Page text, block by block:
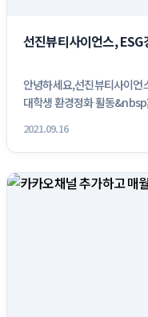
선진뷰티사이언스,
안녕하세요,선진뷰티사이
대학생 환경정화 활동
2021.09.16